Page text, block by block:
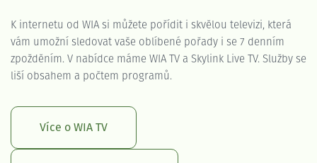
K internetu od WIA si můžete pořídit i skvělou televizi, která
vám umožní sledovat vaše oblíbené pořady i se 7 denním
zpožděním. V nabídce máme WIA TV a Skylink Live TV. Služby se
liší obsahem a počtem programů.
Více o WIA TV